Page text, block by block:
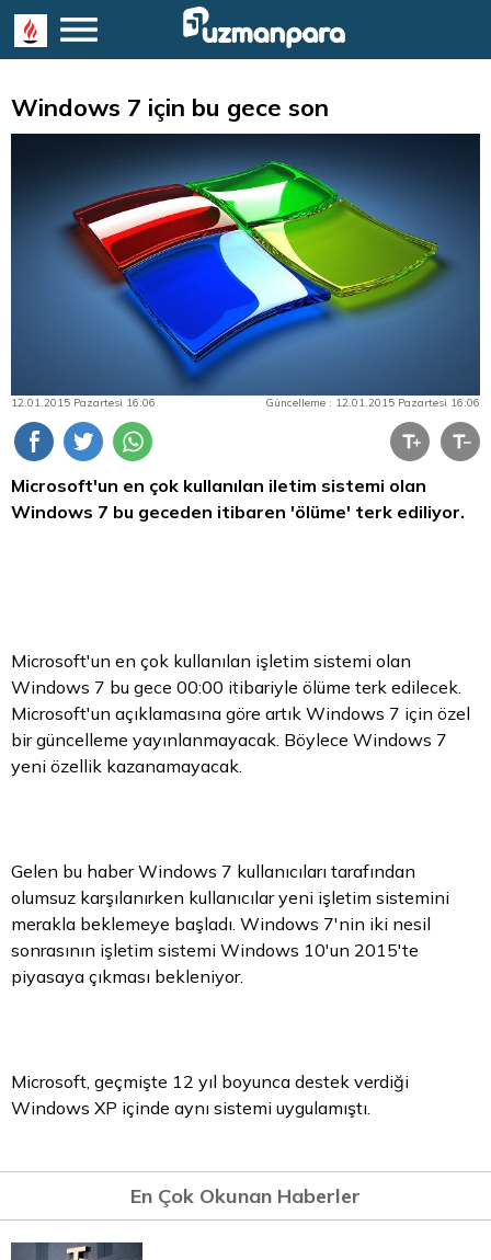
Windows 7 için bu gece son
12.01.2015 Pazartesi 16:06 Güncelleme : 12.01.2015 Pazartesi 16:06
Microsoft'un en çok kullanılan iletim sistemi olan
Windows 7 bu geceden itibaren 'ölüme' terk ediliyor.
Microsoft'un en çok kullanılan işletim sistemi olan
Windows 7 bu gece 00:00 itibariyle ölüme terk edilecek.
Microsoft'un açıklamasına göre artık Windows 7 için özel
bir güncelleme yayınlanmayacak. Böylece Windows 7
yeni özellik kazanamayacak.
Gelen bu haber Windows 7 kullanıcıları tarafından
olumsuz karşılanırken kullanıcılar yeni işletim sistemini
merakla beklemeye başladı. Windows 7'nin iki nesil
sonrasının işletim sistemi Windows 10'un 2015'te
piyasaya çıkması bekleniyor.
Microsoft, geçmişte 12 yıl boyunca destek verdiği
Windows XP içinde aynı sistemi uygulamıştı.
En Çok Okunan Haberler